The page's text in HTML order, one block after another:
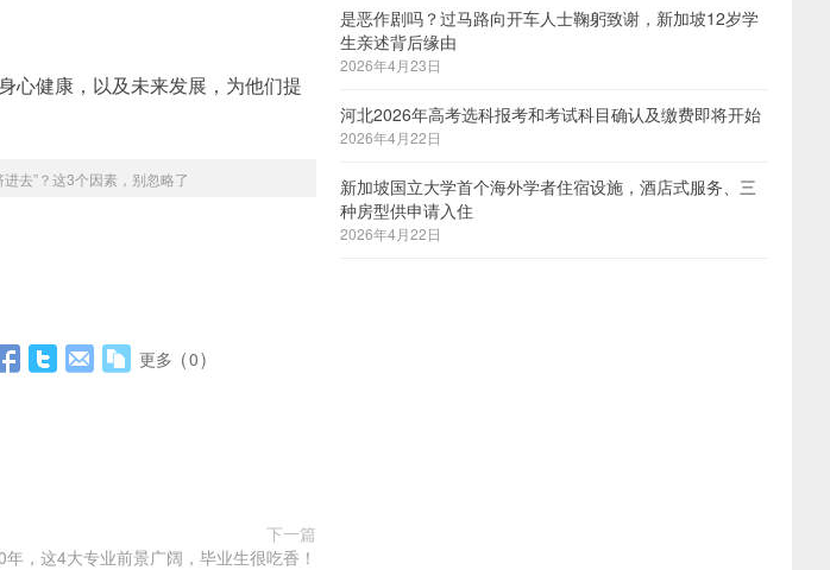
心健康，以及未来发展，为他们提
去”？这3个因素，别忽略了
更多 (0)
下一篇
年，这4大专业前景广阔，毕业生很吃香！
是恶作剧吗？过马路向开车人士鞠躬致谢，新加坡12岁学
生亲述背后缘由
2026年4月23日
河北2026年高考选科报考和考试科目确认及缴费即将开始
2026年4月22日
新加坡国立大学首个海外学者住宿设施，酒店式服务、三
种房型供申请入住
2026年4月22日